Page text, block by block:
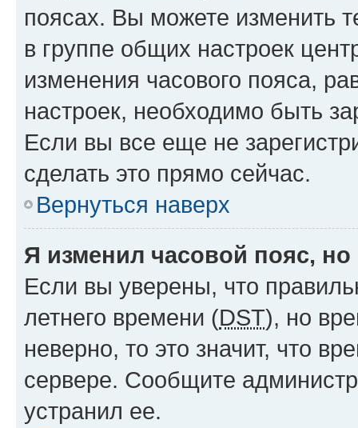
поясах. Вы можете изменить
в группе общих настроек
изменения часового пояса,
настроек, необходимо быть
Если вы все еще не
сделать это прямо сейчас.
Вернуться наверх
Я изменил часовой пояс,
Если вы уверены, что
летнего времени (DST), но
неверно, то это значит, что
сервере. Сообщите
устранил ее.